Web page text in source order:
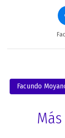
Facundo